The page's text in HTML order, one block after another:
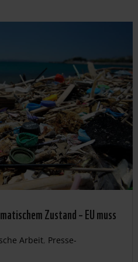
Zustand – EU muss
Arbeit, Presse-